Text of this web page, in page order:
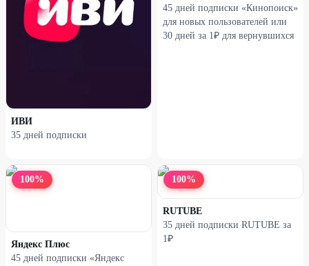
ИВИ
35 дней подписки
45 дней подписки «Кинопоиск»
для новых пользователей или
30 дней за 1₽ для вернувшихся
100%
Яндекс Плюс
45 дней подписки «Яндекс
100%
RUTUBE
35 дней подписки RUTUBE за
1₽